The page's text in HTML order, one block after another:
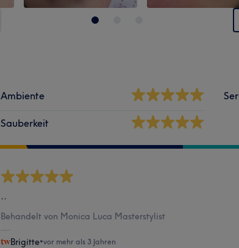
Ambiente
Sauberkeit
..
Behandelt von Monica Luca Masterstylist
Brigitte•vor mehr als 3 Jahren